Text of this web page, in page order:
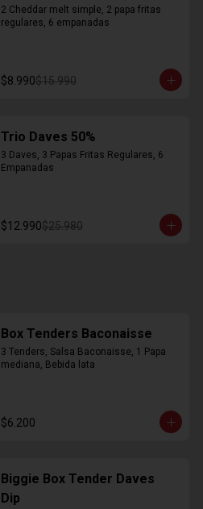
2 Cheddar melt simple, 2 papa fritas
regulares, 6 empanadas
$8.990$15.990
Trio Daves 50%
3 Daves, 3 Papas Fritas Regulares, 6
Empanadas
$12.990$25.980
Box Tenders Baconaisse
3 Tenders, Salsa Baconaisse, 1 Papa
mediana, Bebida lata
$6.200
Biggie Box Tender Daves
Dip